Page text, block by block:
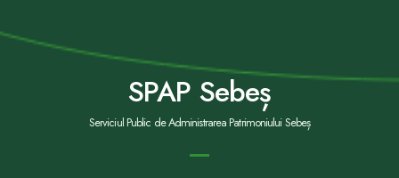
SPAP Sebeș
Serviciul Public de Administrarea Patrimoniului Sebeș